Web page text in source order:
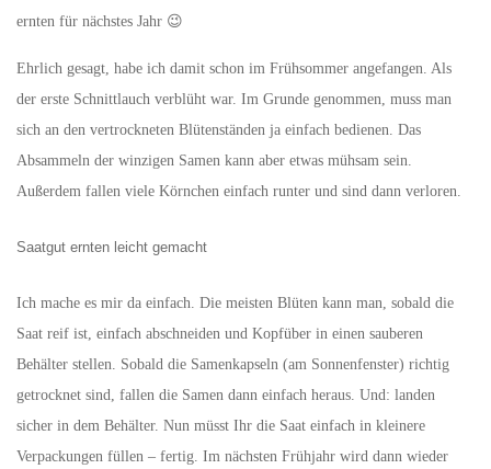
ernten für nächstes Jahr 😉
Ehrlich gesagt, habe ich damit schon im Frühsommer angefangen. Als
der erste Schnittlauch verblüht war. Im Grunde genommen, muss man
sich an den vertrockneten Blütenständen ja einfach bedienen. Das
Absammeln der winzigen Samen kann aber etwas mühsam sein.
Außerdem fallen viele Körnchen einfach runter und sind dann verloren.
Saatgut ernten leicht gemacht
Ich mache es mir da einfach. Die meisten Blüten kann man, sobald die
Saat reif ist, einfach abschneiden und Kopfüber in einen sauberen
Behälter stellen. Sobald die Samenkapseln (am Sonnenfenster) richtig
getrocknet sind, fallen die Samen dann einfach heraus. Und: landen
sicher in dem Behälter. Nun müsst Ihr die Saat einfach in kleinere
Verpackungen füllen – fertig. Im nächsten Frühjahr wird dann wieder